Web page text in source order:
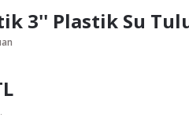
3'' Plastik Su